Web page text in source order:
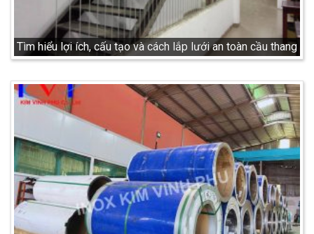
Tìm hiểu lợi ích, cấu tạo và cách lắp lưới an toàn cầu thang